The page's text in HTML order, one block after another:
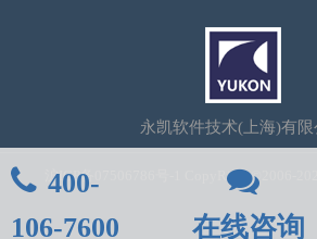
400-
106-7600
在线咨询
永凯软件技术(上海)有限
沪ICP备07506786号-1 CopyRight©2006-